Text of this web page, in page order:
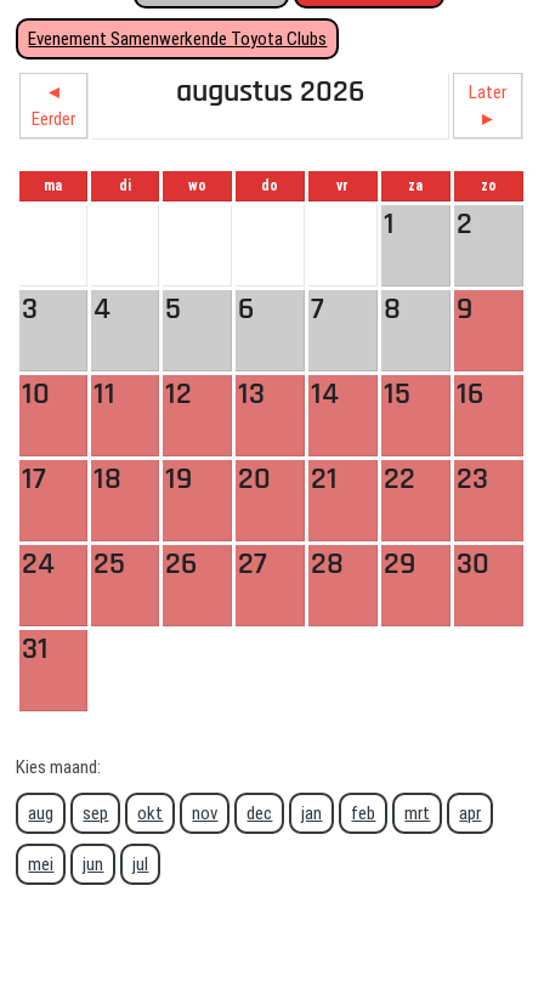
Evenement Samenwerkende Toyota Clubs
◄
Eerder
augustus 2026
Later
►
ma di wo do vr za zo
1 2
3 4 5 6 7 8 9
10 11 12 13 14 15 16
17 18 19 20 21 22 23
24 25 26 27 28 29 30
31
Kies maand:
aug sep okt nov dec jan feb mrt apr
mei jun jul